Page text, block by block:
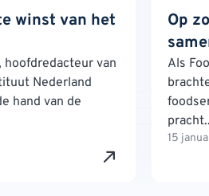
winst van het
hoofdredacteur van
Nederland
hand van de
Op
Als
15